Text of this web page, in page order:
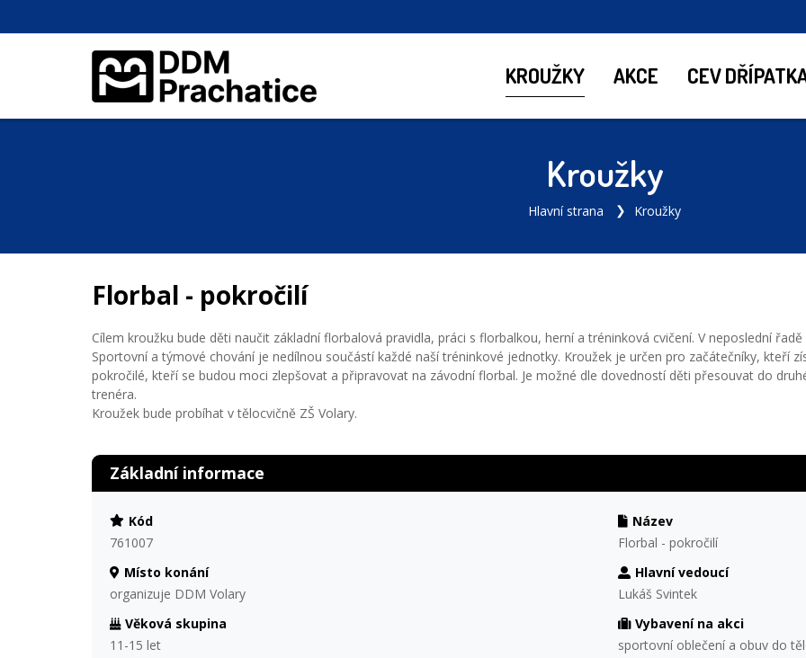
KROUŽKY AKCE CEV
Kroužky
Hlavní strana Kroužky
Florbal - pokročilí
Cílem kroužku bude děti naučit základní florbalová pravidla, práci s florbalkou, herní a tréninková cvičení. V neposlední
Sportovní a týmové chování je nedílnou součástí každé naší tréninkové jednotky. Kroužek je určen pro začátečníky, kteří
pokročilé, kteří se budou moci zlepšovat a připravovat na závodní florbal. Je možné dle dovedností děti přesouvat do
trenéra.
Kroužek bude probíhat v tělocvičně ZŠ Volary.
Základní informace
Kód
761007
Název
Florbal - pokročilí
Místo konání
organizuje DDM Volary
Hlavní vedoucí
Lukáš Svintek
Věková skupina
11-15 let
Vybavení na akci
sportovní oblečení a obuv do